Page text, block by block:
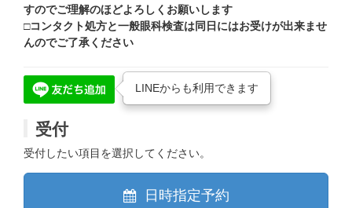
すのでご理解のほどよろしくお願いします
□コンタクト処方と一般眼科検査は同日にはお受けが出来ませ
んのでご了承ください
LINEからも利用できます
受付
受付したい項目を選択してください。
日時指定予約